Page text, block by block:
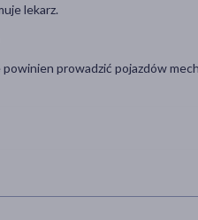
lekarz.
prowadzić pojazdów